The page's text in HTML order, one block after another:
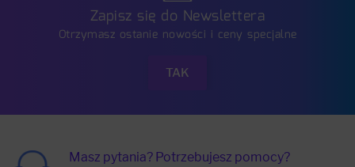
Zapisz się do Newslettera
Otrzymasz ostanie nowości i ceny specjalne
Masz pytania? Potrzebujesz pomocy?